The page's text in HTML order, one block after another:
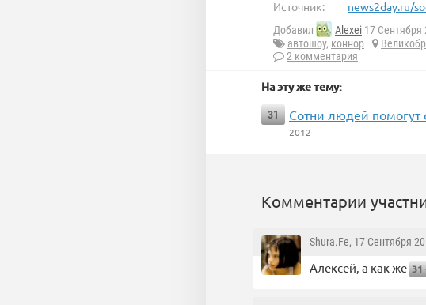
Источник: news2day.ru/
Добавил Alexei 17 Сентября
автошоу, коннор
2 комментария
На эту же тему:
31 Сотни людей помогут
2012
Комментарии
Shura.Fe, 17 Сентября
Алексей, а как же 31